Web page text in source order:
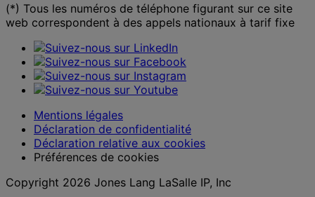
(*) Tous les numéros de téléphone figurant sur ce site
web correspondent à des appels nationaux à tarif fixe
Mentions légales
Déclaration de confidentialité
Déclaration relative aux cookies
Préférences de cookies
Copyright 2026 Jones Lang LaSalle IP, Inc